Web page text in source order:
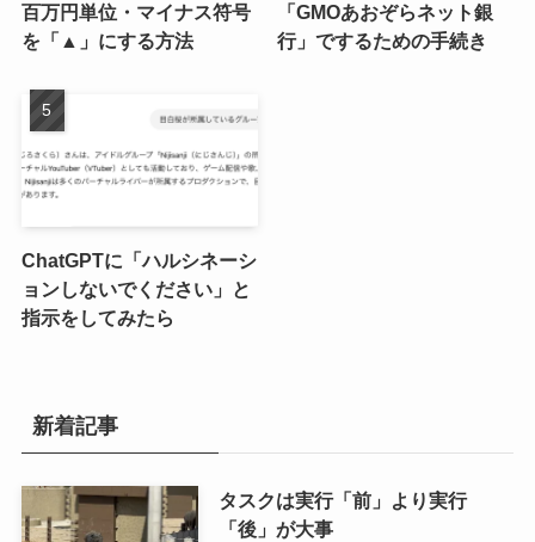
百万円単位・マイナス符号
を「▲」にする方法
「GMOあおぞらネット銀
行」でするための手続き
ChatGPTに「ハルシネーシ
ョンしないでください」と
指示をしてみたら
新着記事
タスクは実行「前」より実行
「後」が大事